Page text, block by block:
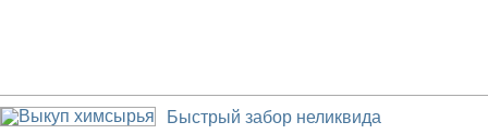
Быстрый забор неликвида